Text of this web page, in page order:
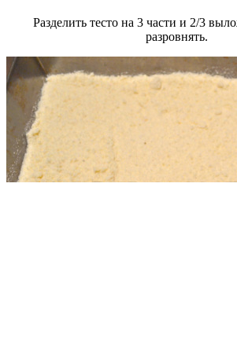
Разделить тесто на 3 части и 2/3
разровнять.